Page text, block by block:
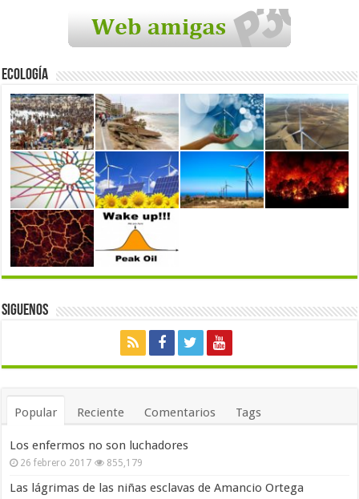
Ecología
Siguenos
Popular Reciente Comentarios Tags
Los enfermos no son luchadores
26 febrero 2017 855,179
Las lágrimas de las niñas esclavas de Amancio Ortega